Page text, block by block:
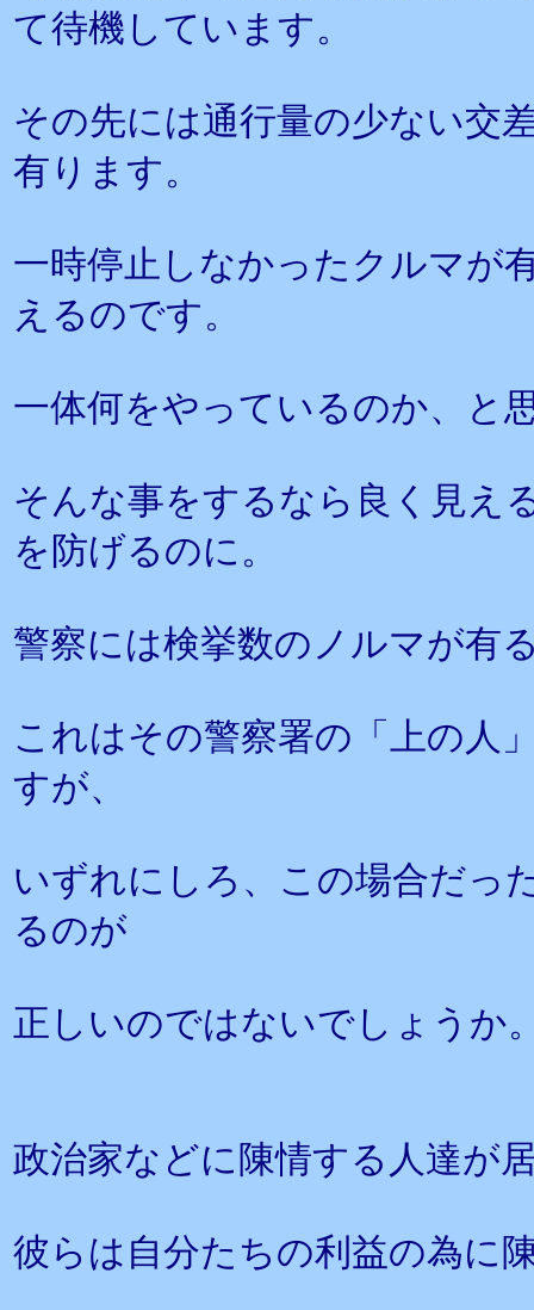
て待機しています。
その先には通行量の少ない交
有ります。
一時停止しなかったクルマが
えるのです。
一体何をやっているのか、と
そんな事をするなら良く見え
を防げるのに。
警察には検挙数のノルマが有
これはその警察署の「上の人
すが、
いずれにしろ、この場合だっ
るのが
正しいのではないでしょうか
政治家などに陳情する人達が
彼らは自分たちの利益の為に